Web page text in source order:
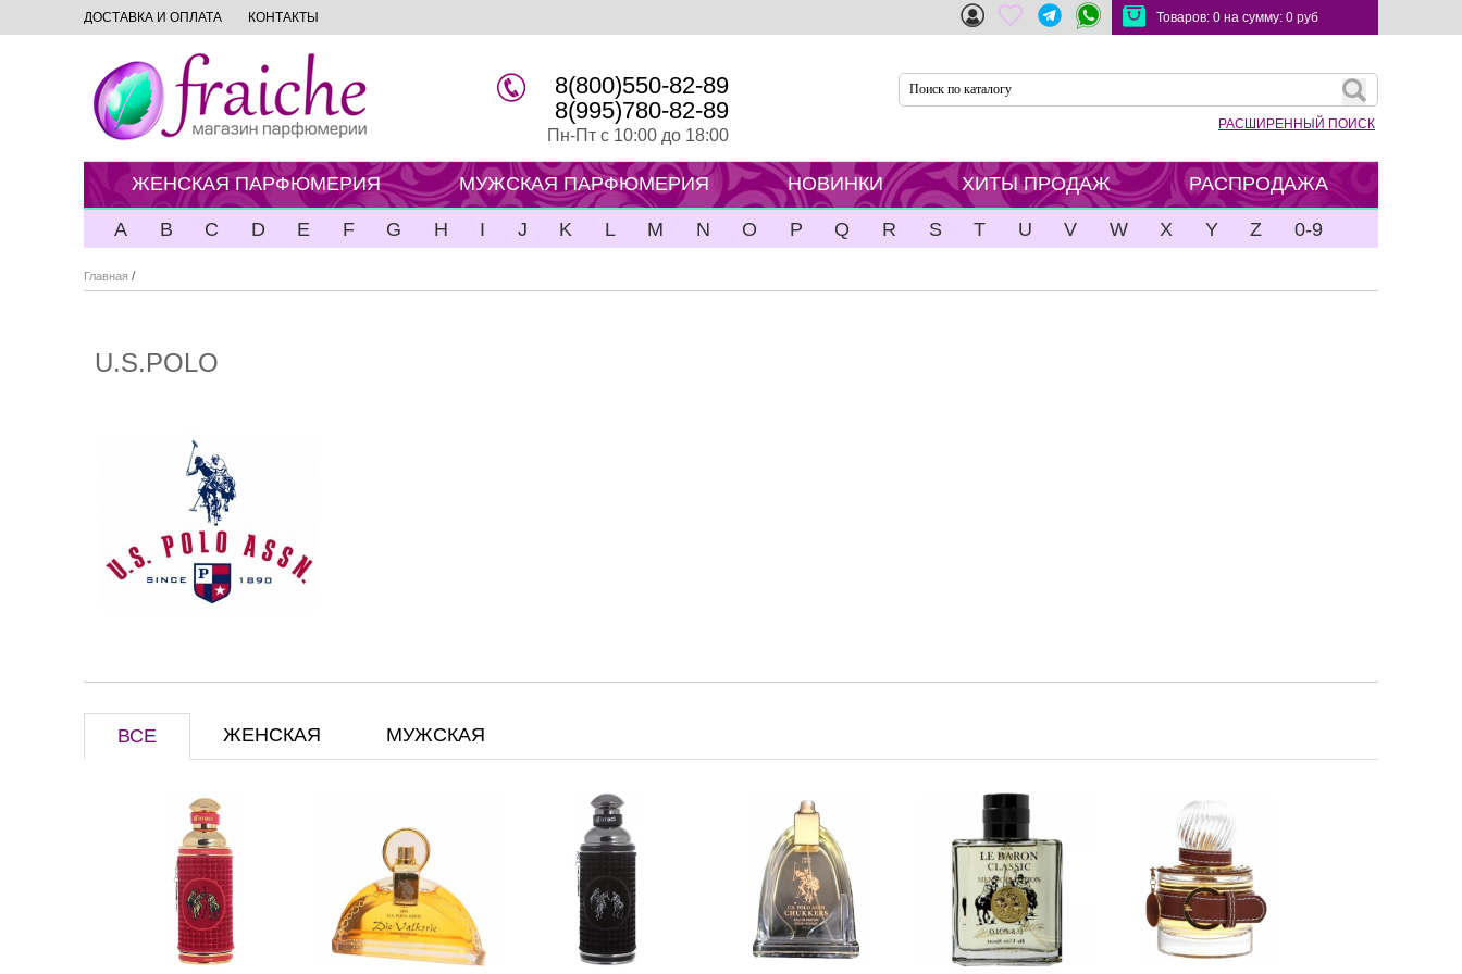
ДОСТАВКА И ОПЛАТА КОНТАКТЫ Товаров: 0 на сумму: 0 руб
8(800)550-82-89
8(995)780-82-89
Пн-Пт с 10:00 до 18:00
РАСШИРЕННЫЙ ПОИСК
ЖЕНСКАЯ ПАРФЮМЕРИЯ МУЖСКАЯ ПАРФЮМЕРИЯ НОВИНКИ ХИТЫ ПРОДАЖ РАСПРОДАЖА
A B C D E F G H I J K L M N O P Q R S T U V W X Y Z 0-9
Главная /
U.S.POLO
ВСЕ ЖЕНСКАЯ МУЖСКАЯ